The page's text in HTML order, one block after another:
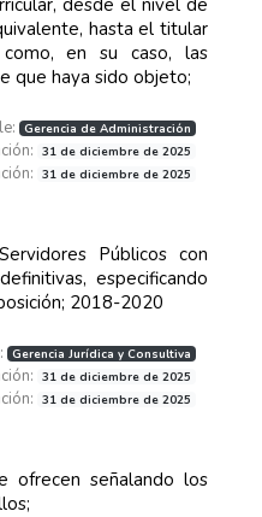
desde el nivel de
hasta el titular
en su caso, las
que haya sido objeto;
Gerencia de Administración
31 de diciembre de 2025
31 de diciembre de 2025
Públicos con
especificando
2018-2020
Gerencia Jurídica y Consultiva
31 de diciembre de 2025
31 de diciembre de 2025
ofrecen señalando los